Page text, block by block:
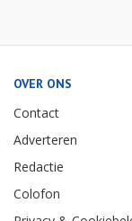
OVER ONS
Contact
Adverteren
Redactie
Colofon